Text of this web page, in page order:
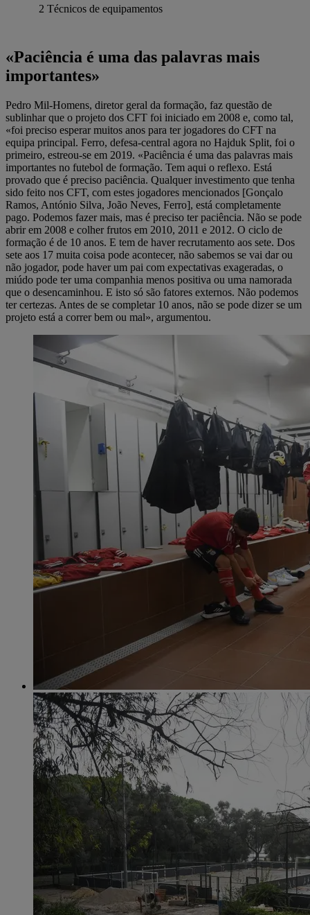
2 Técnicos de equipamentos ‎
«Paciência é uma das palavras mais
importantes»
Pedro Mil-Homens, diretor geral da formação, faz questão de
sublinhar que o projeto dos CFT foi iniciado em 2008 e, como tal,
«foi preciso esperar muitos anos para ter jogadores do CFT na
equipa principal. Ferro, defesa-central agora no Hajduk Split, foi o
primeiro, estreou-se em 2019. «Paciência é uma das palavras mais
importantes no futebol de formação. Tem aqui o reflexo. Está
provado que é preciso paciência. Qualquer investimento que tenha
sido feito nos CFT, com estes jogadores mencionados [Gonçalo
Ramos, António Silva, João Neves, Ferro], está completamente
pago. Podemos fazer mais, mas é preciso ter paciência. Não se pode
abrir em 2008 e colher frutos em 2010, 2011 e 2012. O ciclo de
formação é de 10 anos. E tem de haver recrutamento aos sete. Dos
sete aos 17 muita coisa pode acontecer, não sabemos se vai dar ou
não jogador, pode haver um pai com expectativas exageradas, o
miúdo pode ter uma companhia menos positiva ou uma namorada
que o desencaminhou. E isto só são fatores externos. Não podemos
ter certezas. Antes de se completar 10 anos, não se pode dizer se um
projeto está a correr bem ou mal», argumentou.